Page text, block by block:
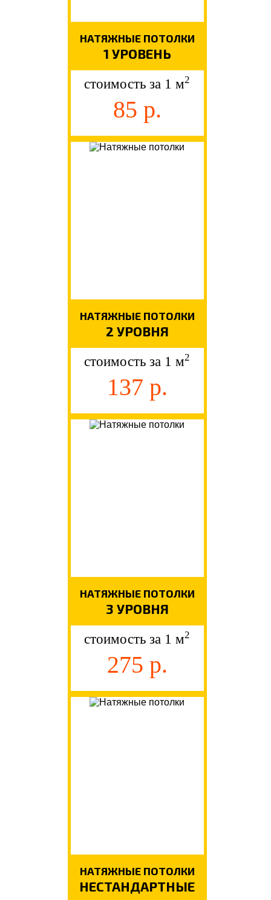
НАТЯЖНЫЕ ПОТОЛКИ
1 УРОВЕНЬ
стоимость за 1 м2
85 р.
НАТЯЖНЫЕ ПОТОЛКИ
2 УРОВНЯ
стоимость за 1 м2
137 р.
НАТЯЖНЫЕ ПОТОЛКИ
3 УРОВНЯ
стоимость за 1 м2
275 р.
НАТЯЖНЫЕ ПОТОЛКИ
НЕСТАНДАРТНЫЕ